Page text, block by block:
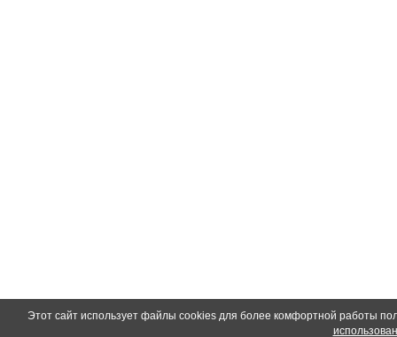
Этот сайт использует файлы cookies для более комфортной работы